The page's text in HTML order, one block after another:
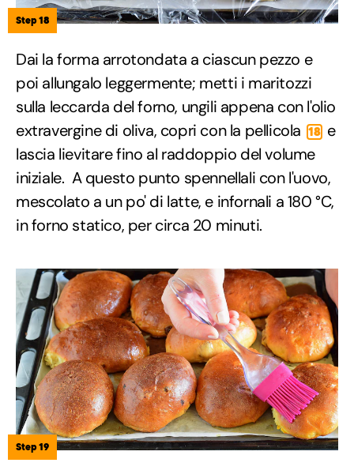
Step 18
Dai la forma arrotondata a ciascun pezzo e
poi allungalo leggermente; metti i maritozzi
sulla leccarda del forno, ungili appena con l'olio
extravergine di oliva, copri con la pellicola 18 e
lascia lievitare fino al raddoppio del volume
iniziale. A questo punto spennellali con l'uovo,
mescolato a un po' di latte, e infornali a 180 °C,
in forno statico, per circa 20 minuti.
Step 19